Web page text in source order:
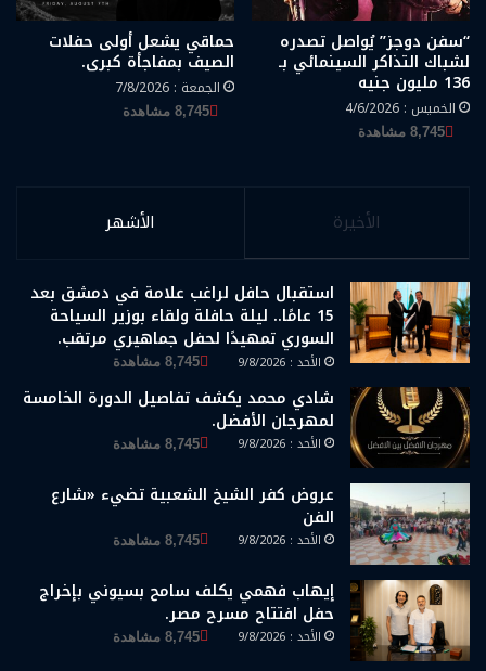
“سفن دوجز” يُواصل تصدره
لشباك التذاكر السينمائي بـ
136 مليون جنيه
الخميس : 4/6/2026
8,745 مشاهدة
حماقي يشعل أولى حفلات
الصيف بمفاجأة كبرى.
الجمعة : 7/8/2026
8,745 مشاهدة
الأخيرة الأشهر
استقبال حافل لراغب علامة في دمشق بعد
15 عامًا.. ليلة حافلة ولقاء بوزير السياحة
السوري تمهيدًا لحفل جماهيري مرتقب.
الأحد : 9/8/2026 8,745 مشاهدة
شادي محمد يكشف تفاصيل الدورة الخامسة
لمهرجان الأفضل.
الأحد : 9/8/2026 8,745 مشاهدة
عروض كفر الشيخ الشعبية تضيء «شارع
الفن
الأحد : 9/8/2026 8,745 مشاهدة
إيهاب فهمي يكلف سامح بسيوني بإخراج
حفل افتتاح مسرح مصر.
الأحد : 9/8/2026 8,745 مشاهدة